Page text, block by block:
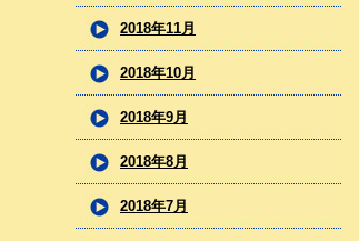
2018年11月
2018年10月
2018年9月
2018年8月
2018年7月